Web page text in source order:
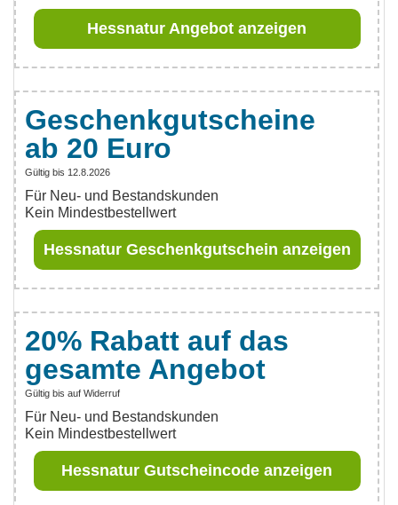
Hessnatur Angebot anzeigen
Geschenkgutscheine
ab 20 Euro
Gültig bis 12.8.2026
Für Neu- und Bestandskunden
Kein Mindestbestellwert
Hessnatur Geschenkgutschein anzeigen
20% Rabatt auf das
gesamte Angebot
Gültig bis auf Widerruf
Für Neu- und Bestandskunden
Kein Mindestbestellwert
Hessnatur Gutscheincode anzeigen